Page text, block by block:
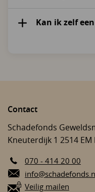
Kan ik zelf
Contact
Schadefonds
Kneuterdijk 1 2514 EM
070 - 414 20 00
E-mail:
Veilig mailen